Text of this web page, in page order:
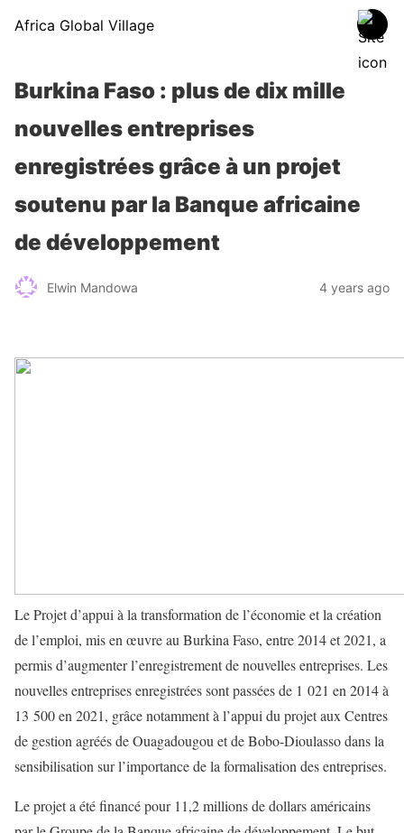
Africa Global Village
Burkina Faso : plus de dix mille
nouvelles entreprises
enregistrées grâce à un projet
soutenu par la Banque africaine
de développement
Elwin Mandowa 4 years ago
Le Projet d’appui à la transformation de l’économie et la création
de l’emploi, mis en œuvre au Burkina Faso, entre 2014 et 2021, a
permis d’augmenter l’enregistrement de nouvelles entreprises. Les
nouvelles entreprises enregistrées sont passées de 1 021 en 2014 à
13 500 en 2021, grâce notamment à l’appui du projet aux Centres
de gestion agréés de Ouagadougou et de Bobo-Dioulasso dans la
sensibilisation sur l’importance de la formalisation des entreprises.
Le projet a été financé pour 11,2 millions de dollars américains